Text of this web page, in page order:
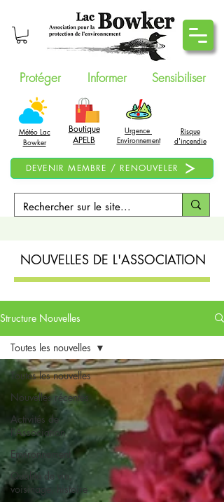
Protéger Informer Sensibiliser
Météo Lac
Bowker
Boutique
APELB
Urgence
Environnement
Risque
d'incendie
DEVENIR MEMBRE / RENOUVELER
NOUVELLES DE L'ASSOCIATION
Structure Nouvelles
Toutes les nouvelles
Nouvelles récentes
Activités de
l'Association
Environnement
Qualité de vie,
voisinage, histoire
Toutes les nouvelles